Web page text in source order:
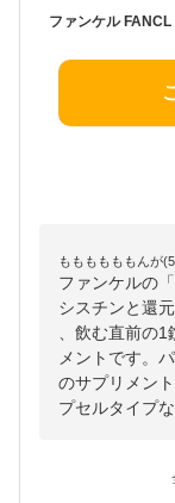
ももももももんが
ファンケルの
シスチンと還
、飲む直前の1
メントです。
のサプリメン
プセルタイプ